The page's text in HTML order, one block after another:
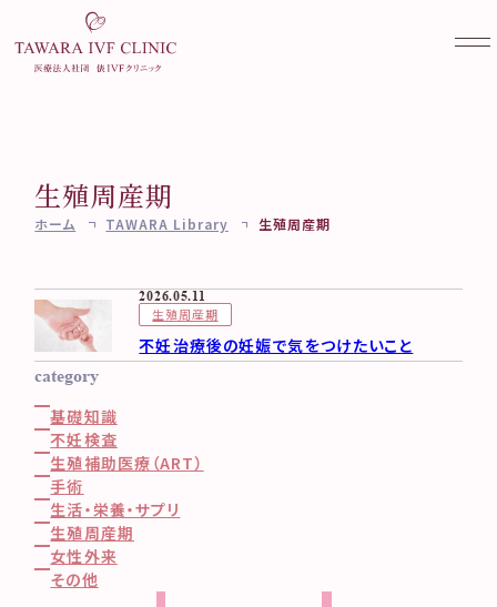
当院について
ご挨拶・診療方針
医師・スタッフ紹介
当院で受けられる診療一覧
実績紹介
医療設備と培養成績向上に
むけて
よくある質問
アクセス
不妊治療を始める前に
不妊外来のご案内
不妊検査
不妊治療
料金のご案内
妊活・不妊治療相談
専門外来のご案内
凍結更新・移送
妊活検診
妊活検診（ブライダルチェッ
ク）
AMH検診
女性外来
女性外来のご案内
ワクチン接種
卵子凍結（社会的適応）
コラム
TAWARA Library
その他
お知らせ一覧
研究・取り組み情報公開
卒業された方へ
採用情報
お問い合わせ
Web予約
初診予約
再診予約
Web問診票
Instagram
©2026 Tawara-ivf clinic.
生殖周産期
ホーム TAWARA Library 生殖周産期
category
基礎知識
不妊検査
生殖補助医療（ART）
手術
生活・栄養・サプリ
生殖周産期
女性外来
その他
2026.05.11
生殖周産期
不妊治療後の妊娠で気をつけたいこと